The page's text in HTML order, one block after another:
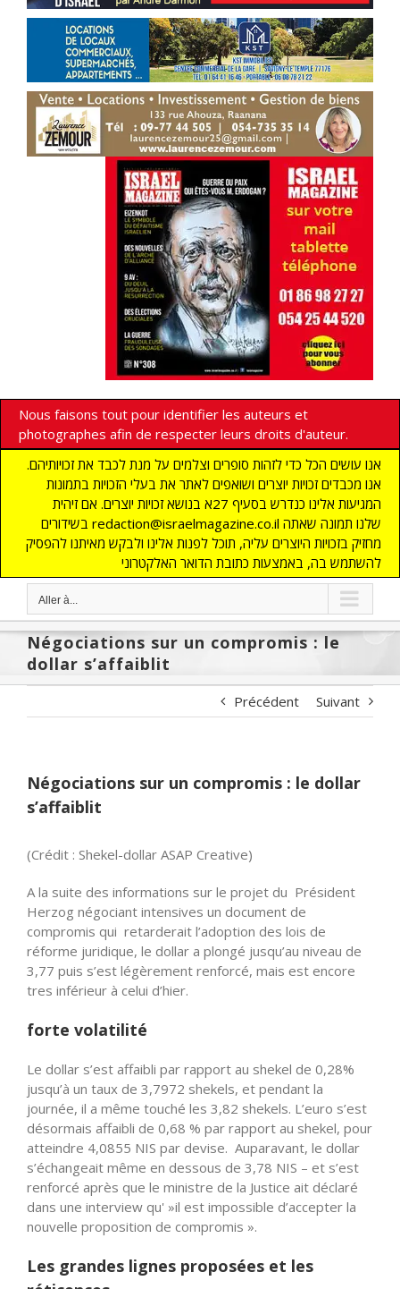
Nous faisons tout pour identifier les auteurs et
photographes afin de respecter leurs droits d'auteur.
אנו עושים הכל כדי לזהות סופרים וצלמים על מנת לכבד את זכויותיהם.
אנו מכבדים זכויות יוצרים ושואפים לאתר את בעלי הזכויות בתמונות
המגיעות אלינו כנדרש בסעיף 27א בנושא זכויות יוצרים. אם זיהית
בשידורים redaction@israelmagazine.co.il שלנו תמונה שאתה
מחזיק בזכויות היוצרים עליה, תוכל לפנות אלינו ולבקש מאיתנו להפסיק
להשתמש בה, באמצעות כתובת הדואר האלקטרוני
Aller à...
Négociations sur un compromis : le
dollar s’affaiblit
Précédent Suivant
Négociations sur un compromis : le dollar
s’affaiblit
(Crédit : Shekel-dollar ASAP Creative)
A la suite des informations sur le projet du Président
Herzog négociant intensives un document de
compromis qui retarderait l’adoption des lois de
réforme juridique, le dollar a plongé jusqu’au niveau de
3,77 puis s’est légèrement renforcé, mais est encore
tres inférieur à celui d’hier.
forte volatilité
Le dollar s’est affaibli par rapport au shekel de 0,28%
jusqu’à un taux de 3,7972 shekels, et pendant la
journée, il a même touché les 3,82 shekels. L’euro s’est
désormais affaibli de 0,68 % par rapport au shekel, pour
atteindre 4,0855 NIS par devise. Auparavant, le dollar
s’échangeait même en dessous de 3,78 NIS – et s’est
renforcé après que le ministre de la Justice ait déclaré
dans une interview qu' »il est impossible d’accepter la
nouvelle proposition de compromis ».
Les grandes lignes proposées et les